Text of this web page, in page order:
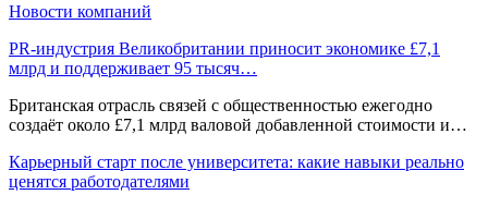
Новости компаний
PR-индустрия Великобритании приносит экономике £7,1
млрд и поддерживает 95 тысяч…
Британская отрасль связей с общественностью ежегодно
создаёт около £7,1 млрд валовой добавленной стоимости и…
Карьерный старт после университета: какие навыки реально
ценятся работодателями